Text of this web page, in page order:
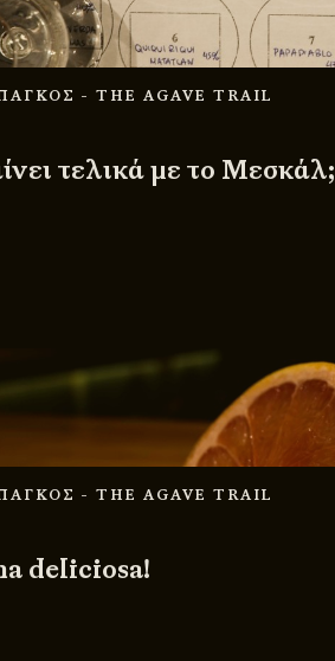
- THE AGAVE TRAIL
τελικά με το Μεσκάλ;
- THE AGAVE TRAIL
deliciosa!